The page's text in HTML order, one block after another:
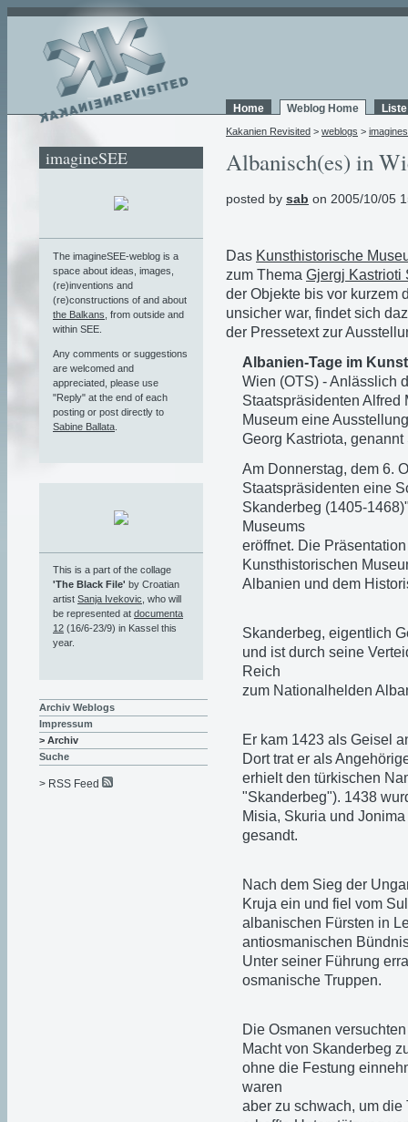
Home Weblog Home
Kakanien Revisited > weblogs >
Albanisch(es) in
posted by sab on 2005/10/05
Das Kunsthistorische
zum Thema Gjergj Kastrioti
der Objekte bis vor kurzem
unsicher war, findet sich
der Pressetext zur
Albanien-Tage im
Wien (OTS) - Anlässlich
Staatspräsidenten
Museum eine
Georg Kastriota,
Am Donnerstag, dem 6.
Staatspräsidenten eine
Skanderbeg (1405-
Museums
eröffnet. Die
Kunsthistorischen
Albanien und dem
Skanderbeg, eigentlich
und ist durch seine
Reich
zum Nationalhelden
Er kam 1423 als Geisel
Dort trat er als
erhielt den türkischen
"Skanderbeg"). 1438
Misia, Skuria und
gesandt.
Nach dem Sieg der
Kruja ein und fiel vom
albanischen Fürsten in
antiosmanischen
Unter seiner Führung
osmanische Truppen.
Die Osmanen
Macht von Skanderbeg
ohne die Festung
waren
aber zu schwach, um
imagineSEE
The imagineSEE-weblog is a
space about ideas, images,
(re)inventions and
(re)constructions of and about
the Balkans , from outside and
within SEE.
Any comments or suggestions
are welcomed and
appreciated, please use
"Reply" at the end of each
posting or post directly to
Sabine Ballata
This is a part of the collage
'The Black File' by Croatian
artist Sanja Ivekovic, who will
be represented at documenta
12 (16/6-23/9) in Kassel this
year.
Archiv Weblogs
Impressum
> Archiv
Suche
> RSS Feed